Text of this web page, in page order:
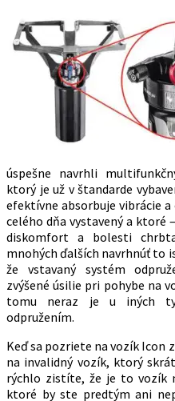
úspešne navrhli
ktorý je už v štandarde
efektívne absorbuje vibrácie
celého dňa vystavený a ktoré
diskomfort a bolesti
mnohých ďalších navrhnúť to
že vstavaný systém
zvýšené úsilie pri pohybe na
tomu neraz je u iných
odpružením.
Keď sa pozriete na vozík Icon
na invalidný vozík, ktorý
rýchlo zistíte, že je to vozík
ktoré by ste predtým ani